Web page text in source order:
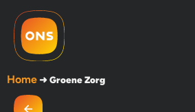
Home➜Groene Zorg